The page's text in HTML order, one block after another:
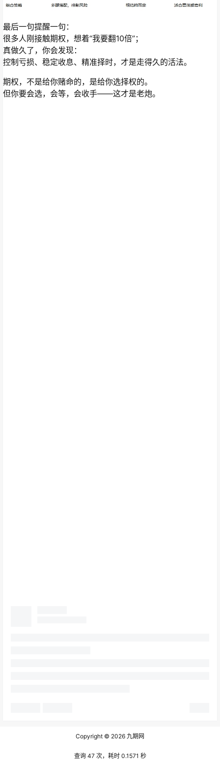
最后一句提醒一句：
很多人刚接触期权，想着“我要翻10倍”；
真做久了，你会发现：
控制亏损、稳定收息、精准择时，才是走得久的活法。
期权，不是给你赌命的，是给你选择权的。
但你要会选，会等，会收手——这才是老炮。
Copyright © 2026 九期网
查询 47 次，耗时 0.1571 秒